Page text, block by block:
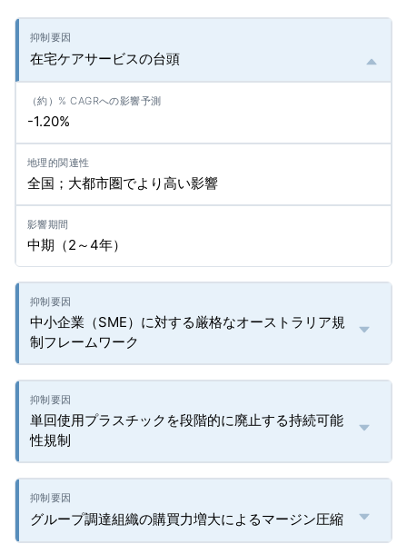
在宅ケアサービスの台頭
-1.20%
全国；大都市圏でより高い影響
中期（2～4年）
中小企業（SME）に対する厳格なオーストラリア規
制フレームワーク
単回使用プラスチックを段階的に廃止する持続可能
性規制
グループ調達組織の購買力増大によるマージン圧縮